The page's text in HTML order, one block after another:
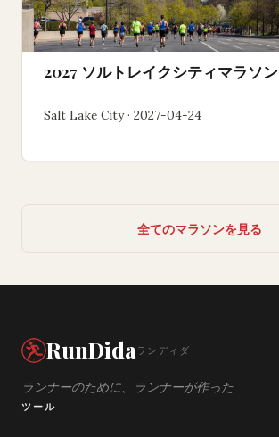
2027 ソルトレイクシティマラソン
Salt Lake City · 2027-04-24
全てのマラソンを見る
RunDidaランディダ
ランナーのために、ランナーが作った
ツール